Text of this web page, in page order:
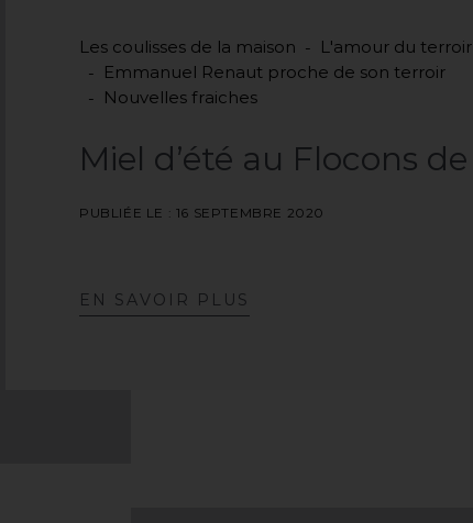
Les coulisses de la maison
L'amour du terroir
Emmanuel Renaut proche de son terroir
Nouvelles fraiches
Miel d’été au Flocons de
PUBLIÉE LE : 16 SEPTEMBRE 2020
E N SAVO I R P L U S